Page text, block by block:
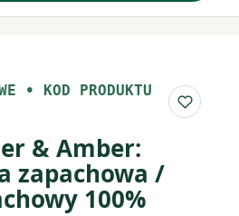
• KOD PRODUKTU
Do
& Amber:
zapachowa /
100%